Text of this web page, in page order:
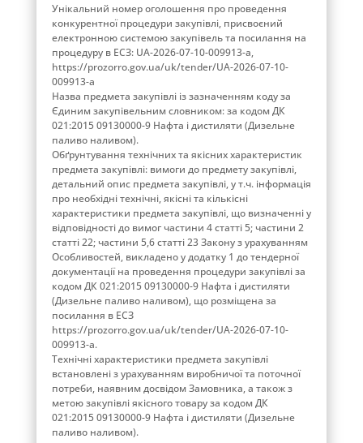
Унікальний номер оголошення про проведення
конкурентної процедури закупівлі, присвоєний
електронною системою закупівель та посилання на
процедуру в ЕСЗ: UA-2026-07-10-009913-a,
https://prozorro.gov.ua/uk/tender/UA-2026-07-10-
009913-a
Назва предмета закупівлі із зазначенням коду за
Єдиним закупівельним словником: за кодом ДК
021:2015 09130000-9 Нафта і дистиляти (Дизельне
паливо наливом).
Обґрунтування технічних та якісних характеристик
предмета закупівлі: вимоги до предмету закупівлі,
детальний опис предмета закупівлі, у т.ч. інформація
про необхідні технічні, якісні та кількісні
характеристики предмета закупівлі, що визначенні у
відповідності до вимог частини 4 статті 5; частини 2
статті 22; частини 5,6 статті 23 Закону з урахуванням
Особливостей, викладено у додатку 1 до тендерної
документації на проведення процедури закупівлі за
кодом ДК 021:2015 09130000-9 Нафта і дистиляти
(Дизельне паливо наливом), що розміщена за
посилання в ЕСЗ
https://prozorro.gov.ua/uk/tender/UA-2026-07-10-
009913-a.
Технічні характеристики предмета закупівлі
встановлені з урахуванням виробничої та поточної
потреби, наявним досвідом Замовника, а також з
метою закупівлі якісного товару за кодом ДК
021:2015 09130000-9 Нафта і дистиляти (Дизельне
паливо наливом).